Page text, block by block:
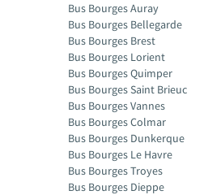
Bus Bourges Auray
Bus Bourges Bellegarde
Bus Bourges Brest
Bus Bourges Lorient
Bus Bourges Quimper
Bus Bourges Saint Brieuc
Bus Bourges Vannes
Bus Bourges Colmar
Bus Bourges Dunkerque
Bus Bourges Le Havre
Bus Bourges Troyes
Bus Bourges Dieppe